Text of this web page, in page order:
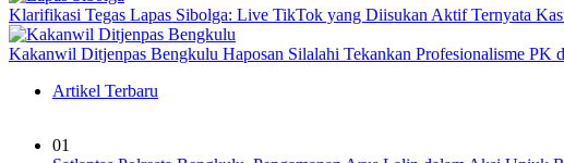
Klarifikasi Tegas Lapas Sibolga: Live TikTok yang Diisukan Aktif Ternyata
Kakanwil Ditjenpas Bengkulu Haposan Silalahi Tekankan Profesionalisme PK
Artikel Terbaru
01